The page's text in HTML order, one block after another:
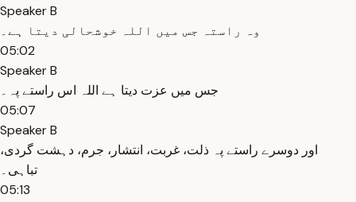
Speaker B
وہ راستہ جس میں اللہ خوشحالی دیتا ہے۔
05:02
Speaker B
جس میں عزت دیتا ہے اللہ اس راستے پہ۔
05:07
Speaker B
اور دوسرے راستے پہ ذلت، غربت، انتشار، جرم، دہشت گردی،
تباہی۔
05:13